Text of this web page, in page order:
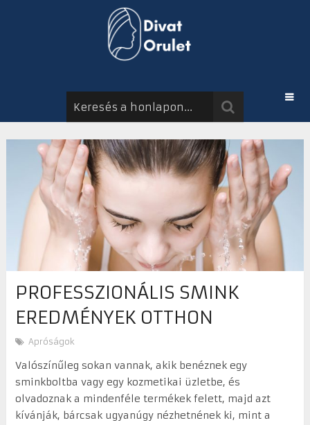
PROFESSZIONÁLIS SMINK
EREDMÉNYEK OTTHON
Apróságok
Valószínűleg sokan vannak, akik benéznek egy
sminkboltba vagy egy kozmetikai üzletbe, és
olvadoznak a mindenféle termékek felett, majd azt
kívánják, bárcsak ugyanúgy nézhetnének ki, mint a